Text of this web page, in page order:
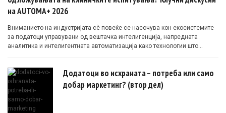
на AUTOMA+ 2026
Вниманието на индустријата сè повеќе се насочува кон екосистемите
за податоци управувани од вештачка интелигенција, напредната
аналитика и интелигентната автоматизација како технологии што
Додатоци во исхраната – потреба или само
добар маркетинг? (втор дел)